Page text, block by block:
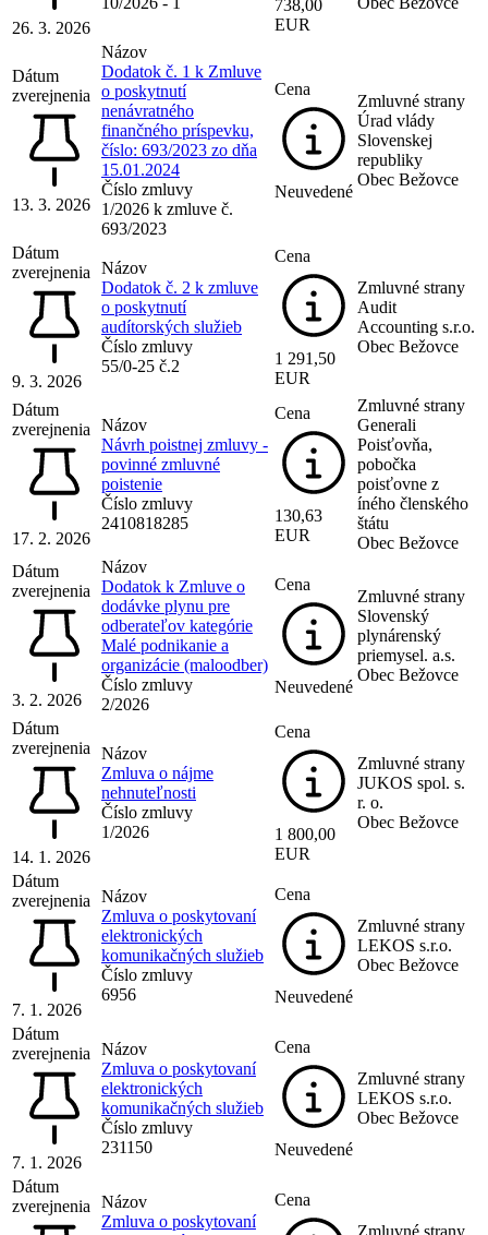
26. 3. 2026
738,00
EUR
Dátum
zverejnenia
13. 3. 2026
Názov
Dodatok č. 1 k Zmluve
o poskytnutí
nenávratného
finančného príspevku,
číslo: 693/2023 zo dňa
15.01.2024
Číslo zmluvy
1/2026 k zmluve č.
693/2023
Cena
Neuvedené
Zmluvné strany
Úrad vlády
Slovenskej
republiky
Obec Bežovce
Dátum
zverejnenia
9. 3. 2026
Názov
Dodatok č. 2 k zmluve
o poskytnutí
audítorských služieb
Číslo zmluvy
55/0-25 č.2
Cena
1 291,50
EUR
Zmluvné strany
Audit
Accounting s.r.o.
Obec Bežovce
Dátum
zverejnenia
17. 2. 2026
Názov
Návrh poistnej zmluvy -
povinné zmluvné
poistenie
Číslo zmluvy
2410818285
Cena
130,63
EUR
Zmluvné strany
Generali
Poisťovňa,
pobočka
poisťovne z
íného členského
štátu
Obec Bežovce
Dátum
zverejnenia
3. 2. 2026
Názov
Dodatok k Zmluve o
dodávke plynu pre
odberateľov kategórie
Malé podnikanie a
organizácie (maloodber)
Číslo zmluvy
2/2026
Cena
Neuvedené
Zmluvné strany
Slovenský
plynárenský
priemysel. a.s.
Obec Bežovce
Dátum
zverejnenia
14. 1. 2026
Názov
Zmluva o nájme
nehnuteľnosti
Číslo zmluvy
1/2026
Cena
1 800,00
EUR
Zmluvné strany
JUKOS spol. s.
r. o.
Obec Bežovce
Dátum
zverejnenia
7. 1. 2026
Názov
Zmluva o poskytovaní
elektronických
komunikačných služieb
Číslo zmluvy
6956
Cena
Neuvedené
Zmluvné strany
LEKOS s.r.o.
Obec Bežovce
Dátum
zverejnenia
7. 1. 2026
Názov
Zmluva o poskytovaní
elektronických
komunikačných služieb
Číslo zmluvy
231150
Cena
Neuvedené
Zmluvné strany
LEKOS s.r.o.
Obec Bežovce
Dátum
zverejnenia
Názov
Zmluva o poskytovaní
Cena
Zmluvné strany